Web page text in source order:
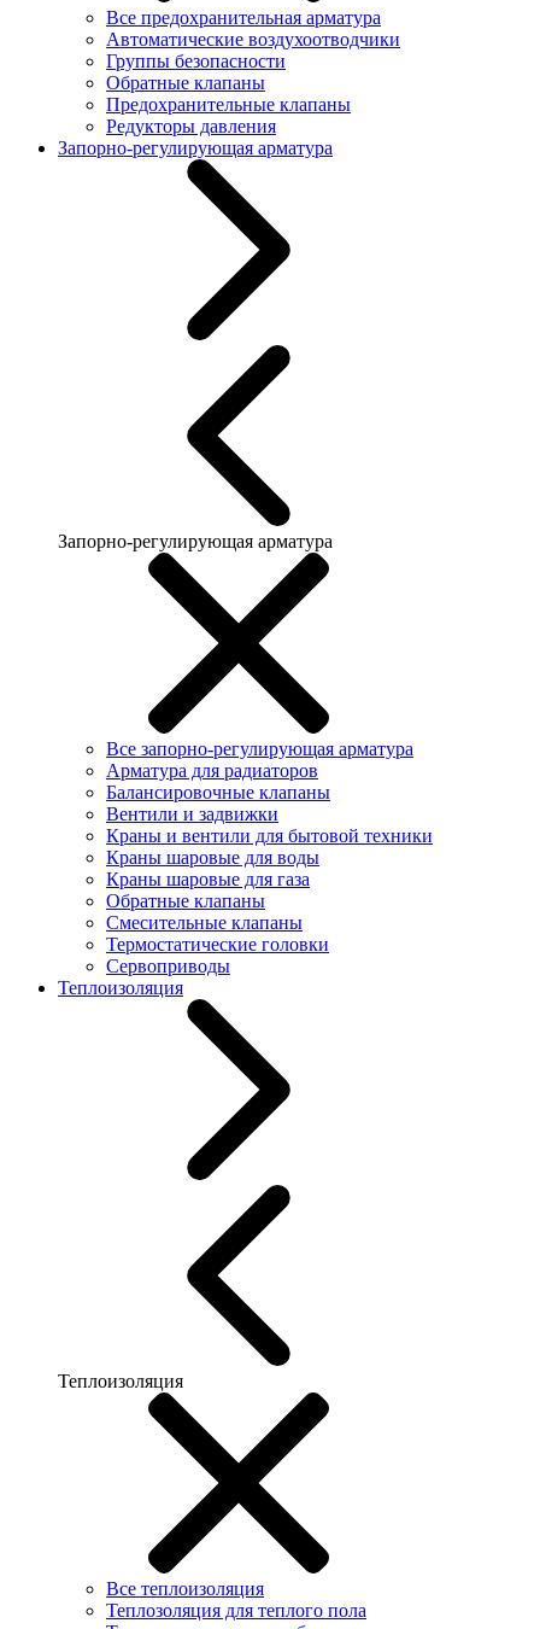
Все предохранительная арматура
Автоматические воздухоотводчики
Группы безопасности
Обратные клапаны
Предохранительные клапаны
Редукторы давления
Запорно-регулирующая арматура
Запорно-регулирующая арматура
Все запорно-регулирующая арматура
Арматура для радиаторов
Балансировочные клапаны
Вентили и задвижки
Краны и вентили для бытовой техники
Краны шаровые для воды
Краны шаровые для газа
Обратные клапаны
Смесительные клапаны
Термостатические головки
Сервоприводы
Теплоизоляция
Теплоизоляция
Все теплоизоляция
Теплозоляция для теплого пола